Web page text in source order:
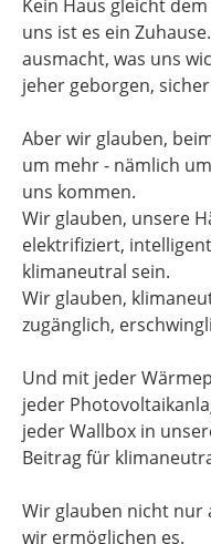
Kein Haus gleicht
uns ist es ein
ausmacht, was uns
jeher geborgen,
Aber wir glauben,
um mehr - nämlich
uns kommen.
Wir glauben, unsere
elektrifiziert,
klimaneutral sein.
Wir glauben,
zugänglich,
Und mit jeder
jeder
jeder Wallbox in
Beitrag für
Wir glauben nicht nur
wir ermöglichen es.